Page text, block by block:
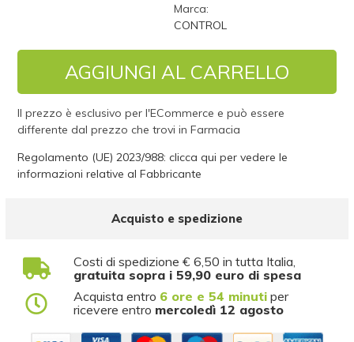
Marca:
CONTROL
AGGIUNGI AL CARRELLO
Il prezzo è esclusivo per l'ECommerce e può essere
differente dal prezzo che trovi in Farmacia
Regolamento (UE) 2023/988: clicca qui per vedere le
informazioni relative al Fabbricante
Acquisto e spedizione
Costi di spedizione € 6,50 in tutta Italia,
gratuita sopra i 59,90 euro di spesa
Acquista entro 6 ore e 54 minuti per
ricevere entro mercoledì 12 agosto